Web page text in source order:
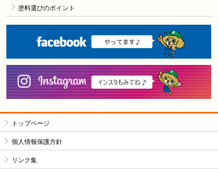
塗料選びのポイント
トップページ
個人情報保護方針
リンク集